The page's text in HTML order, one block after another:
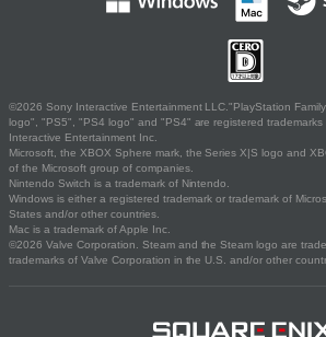
©2026 Sony Interactive Entertainment LLC."PlayStation
logo", "PS5", "PS4 logo" and "PS4" are registered trademarks
Interactive Entertainment Inc.
Microsoft, the XBOX Sphere mark, the Series X|S logo and
of the Microsoft group of companies.
Nintendo Switch is a trademark of Nintendo.
Windows is either a registered trademark or trademark of
States and/or other countries.
Mac is a trademark of Apple Inc.
©2026 Valve Corporation. Steam and the Steam logo are
trademarks of Valve Corporation in the U.S. and/or other